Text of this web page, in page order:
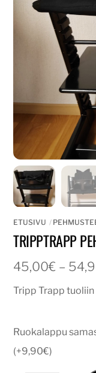
ETUSIVU
TRIPPTRAPP
45,00€ –
Tripp Trapp
Ruokalappu
(+9,90€)